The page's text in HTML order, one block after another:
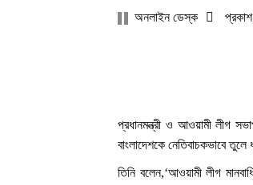
অনলাইন ডেস্ক
প্রধানমন্ত্রী ও আওয়ামী লীগ
বাংলাদেশকে নেতিবাচকভাবে
তিনি বলেন,‘আওয়ামী লীগ